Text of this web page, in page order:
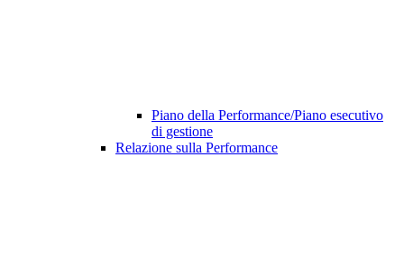
Piano della Performance/Piano esecutivo
di gestione
Relazione sulla Performance